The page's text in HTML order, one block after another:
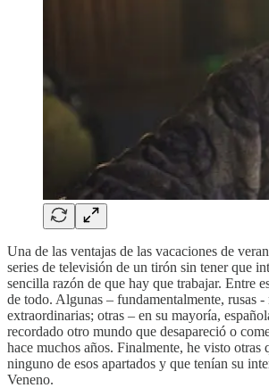
Una de las ventajas de las vacaciones de
series de televisión de un tirón sin tener que
sencilla razón de que hay que trabajar. Entre
de todo. Algunas – fundamentalmente, rusas -
extraordinarias; otras – en su mayoría,
recordado otro mundo que desapareció o
hace muchos años. Finalmente, he visto otras
ninguno de esos apartados y que tenían su
Veneno.